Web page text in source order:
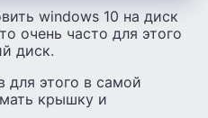
windows 10 на диск
очень часто для этого
диск.
для этого в самой
крышку и